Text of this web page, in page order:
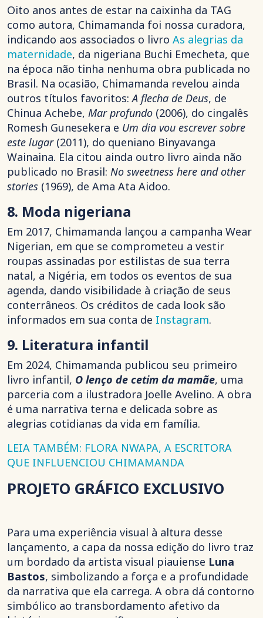
Oito anos antes de estar na caixinha da TAG
como autora, Chimamanda foi nossa curadora,
indicando aos associados o livro As alegrias da
maternidade, da nigeriana Buchi Emecheta, que
na época não tinha nenhuma obra publicada no
Brasil. Na ocasião, Chimamanda revelou ainda
outros títulos favoritos:A flecha de Deus, de
Chinua Achebe, Mar profundo (2006), do cingalês
Romesh Gunesekera e Um dia vou escrever sobre
este lugar(2011), do queniano Binyavanga
Wainaina. Ela citou ainda outro livro ainda não
publicado no Brasil: No sweetness here and other
stories (1969), de Ama Ata Aidoo.
8. Moda nigeriana
Em 2017, Chimamanda lançou a campanha Wear
Nigerian, em que se comprometeu a vestir
roupas assinadas por estilistas de sua terra
natal, a Nigéria, em todos os eventos de sua
agenda, dando visibilidade à criação de seus
conterrâneos. Os créditos de cada look são
informados em sua conta de Instagram.
9. Literatura infantil
Em 2024, Chimamanda publicou seu primeiro
livro infantil, O lenço de cetim da mamãe, uma
parceria com a ilustradora Joelle Avelino. A obra
é uma narrativa terna e delicada sobre as
alegrias cotidianas da vida em família.
LEIA TAMBÉM: FLORA NWAPA, A ESCRITORA
QUE INFLUENCIOU CHIMAMANDA
PROJETO GRÁFICO EXCLUSIVO
Para uma experiência visual à altura desse
lançamento, a capa da nossa edição do livro traz
um bordado da artista visual piauiense Luna
Bastos, simbolizando a força e a profundidade
da narrativa que ela carrega. A obra dá contorno
simbólico ao transbordamento afetivo da